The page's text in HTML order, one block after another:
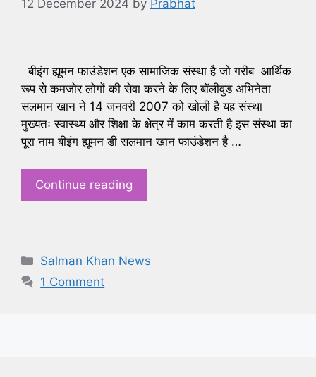
12 December 2024 by Prabhat
बीइंग ह्यूमन फाउंडेशन एक सामाजिक संस्था है जो गरीब आर्थिक
रूप से कमजोर लोगों की सेवा करने के लिए बॉलीवुड अभिनेता
सलमान खान ने 14 जनवरी 2007 को खोली है यह संस्था
मुख्यतः स्वास्थ्य और शिक्षा के क्षेत्र में काम करती है इस संस्था का
पूरा नाम बीइंग ह्यूमन डी सलमान खान फाउंडेशन है …
Continue reading
Categories
Salman Khan News
1 Comment